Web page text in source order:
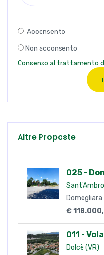
Acconsento
Non acconsento
Consenso al trattamento
Altre Proposte
025 -
Domegliara
€
011 -
Dolcè (VR)